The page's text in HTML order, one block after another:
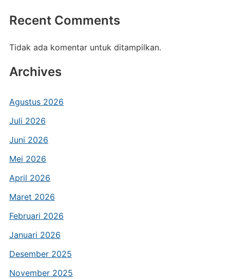
Recent Comments
Tidak ada komentar untuk ditampilkan.
Archives
Agustus 2026
Juli 2026
Juni 2026
Mei 2026
April 2026
Maret 2026
Februari 2026
Januari 2026
Desember 2025
November 2025